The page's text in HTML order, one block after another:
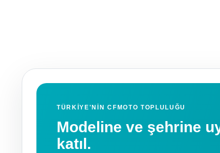
TÜRKIYE'NIN CFMOTO TOPLULUĞU
Modeline ve şehrine
katıl.